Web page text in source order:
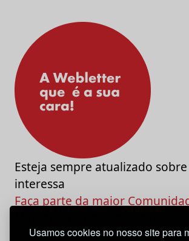
Usamos cookies no nosso site para
Esteja sempre atualizado
interessa
Faça parte da maior